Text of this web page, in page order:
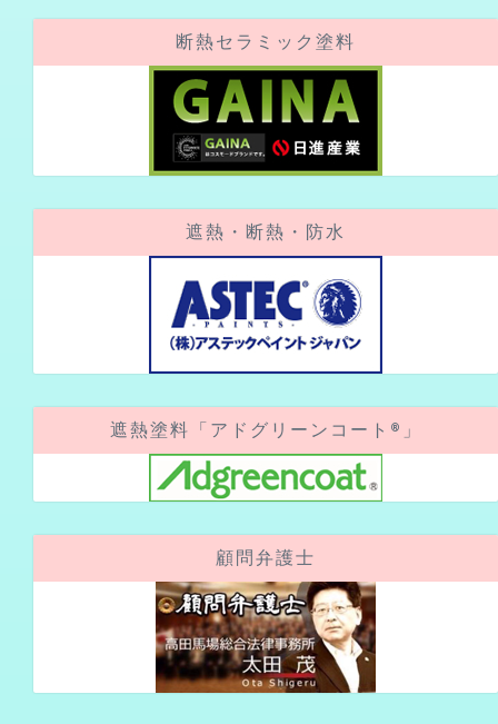
断熱セラミック塗料
遮熱・断熱・防水
遮熱塗料「アドグリーンコート®」
顧問弁護士